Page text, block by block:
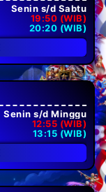
Senin s/d Sabtu
19:50 (WIB)
20:20 (WIB)
Senin s/d Minggu
12:55 (WIB)
13:15 (WIB)